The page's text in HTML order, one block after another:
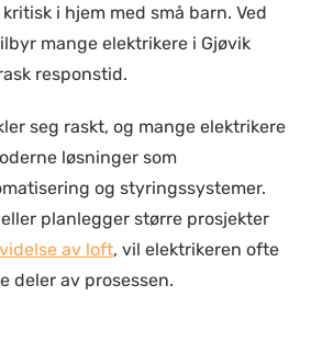
i hjem med små barn. Ved
mange elektrikere i Gjøvik
responstid.
seg raskt, og mange elektrikere
løsninger som
og styringssystemer.
planlegger større prosjekter
av loft, vil elektrikeren ofte
deler av prosessen.